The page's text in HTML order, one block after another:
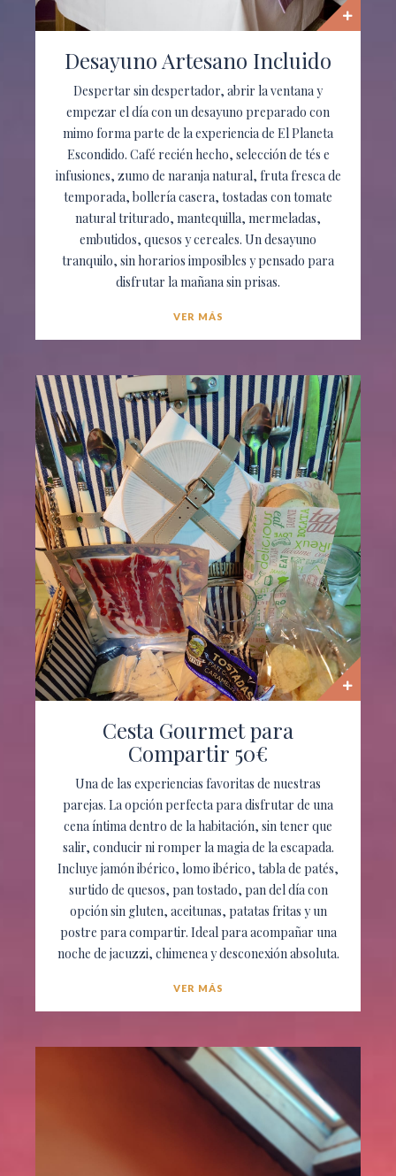
Desayuno Artesano Incluido
Despertar sin despertador, abrir la ventana y
empezar el día con un desayuno preparado con
mimo forma parte de la experiencia de El Planeta
Escondido. Café recién hecho, selección de tés e
infusiones, zumo de naranja natural, fruta fresca de
temporada, bollería casera, tostadas con tomate
natural triturado, mantequilla, mermeladas,
embutidos, quesos y cereales. Un desayuno
tranquilo, sin horarios imposibles y pensado para
disfrutar la mañana sin prisas.
VER MÁS
Cesta Gourmet para
Compartir 50€
Una de las experiencias favoritas de nuestras
parejas. La opción perfecta para disfrutar de una
cena íntima dentro de la habitación, sin tener que
salir, conducir ni romper la magia de la escapada.
Incluye jamón ibérico, lomo ibérico, tabla de patés,
surtido de quesos, pan tostado, pan del día con
opción sin gluten, aceitunas, patatas fritas y un
postre para compartir. Ideal para acompañar una
noche de jacuzzi, chimenea y desconexión absoluta.
VER MÁS